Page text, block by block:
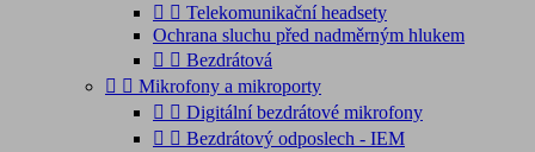
  Telekomunikační headsety
Ochrana sluchu před nadměrným hlukem
  Bezdrátová
  Mikrofony a mikroporty
  Digitální bezdrátové mikrofony
  Bezdrátový odposlech - IEM